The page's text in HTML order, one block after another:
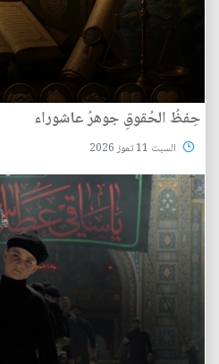
حِفظُ الحُقوقِ جوهرُ عاشوراء
السبت 11 تموز 2026